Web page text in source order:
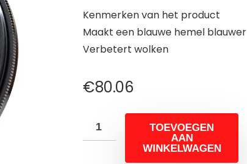
Kenmerken van het product
Maakt een blauwe hemel blauwer
Verbetert wolken
€80.06
TOEVOEGEN
AAN
WINKELWAGEN